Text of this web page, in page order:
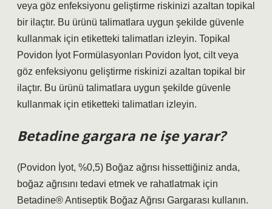
veya göz enfeksiyonu geliştirme riskinizi azaltan topikal
bir ilaçtır. Bu ürünü talimatlara uygun şekilde güvenle
kullanmak için etiketteki talimatları izleyin. Topikal
Povidon İyot Formülasyonları Povidon İyot, cilt veya
göz enfeksiyonu geliştirme riskinizi azaltan topikal bir
ilaçtır. Bu ürünü talimatlara uygun şekilde güvenle
kullanmak için etiketteki talimatları izleyin.
Betadine gargara ne işe yarar?
(Povidon İyot, %0,5) Boğaz ağrısı hissettiğiniz anda,
boğaz ağrısını tedavi etmek ve rahatlatmak için
Betadine® Antiseptik Boğaz Ağrısı Gargarası kullanın.